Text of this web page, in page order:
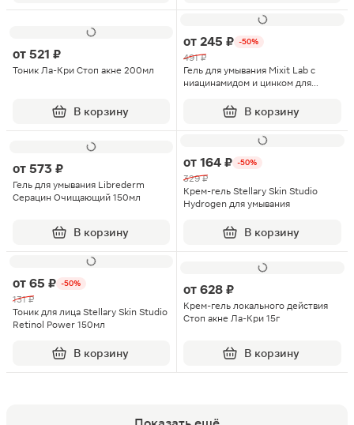
от 521 ₽
Тоник Ла-Кри Стоп акне 200мл
В корзину
от 245 ₽ -50%
491 ₽
Гель для умывания Mixit Lab с
ниацинамидом и цинком для
В корзину
от 573 ₽
Гель для умывания Librederm
Серацин Очищающий 150мл
В корзину
от 164 ₽ -50%
329 ₽
Крем-гель Stellary Skin Studio
Hydrogen для умывания
В корзину
от 65 ₽ -50%
131 ₽
Тоник для лица Stellary Skin Studio
Retinol Power 150мл
В корзину
от 628 ₽
Крем-гель локального действия
Стоп акне Ла-Кри 15г
В корзину